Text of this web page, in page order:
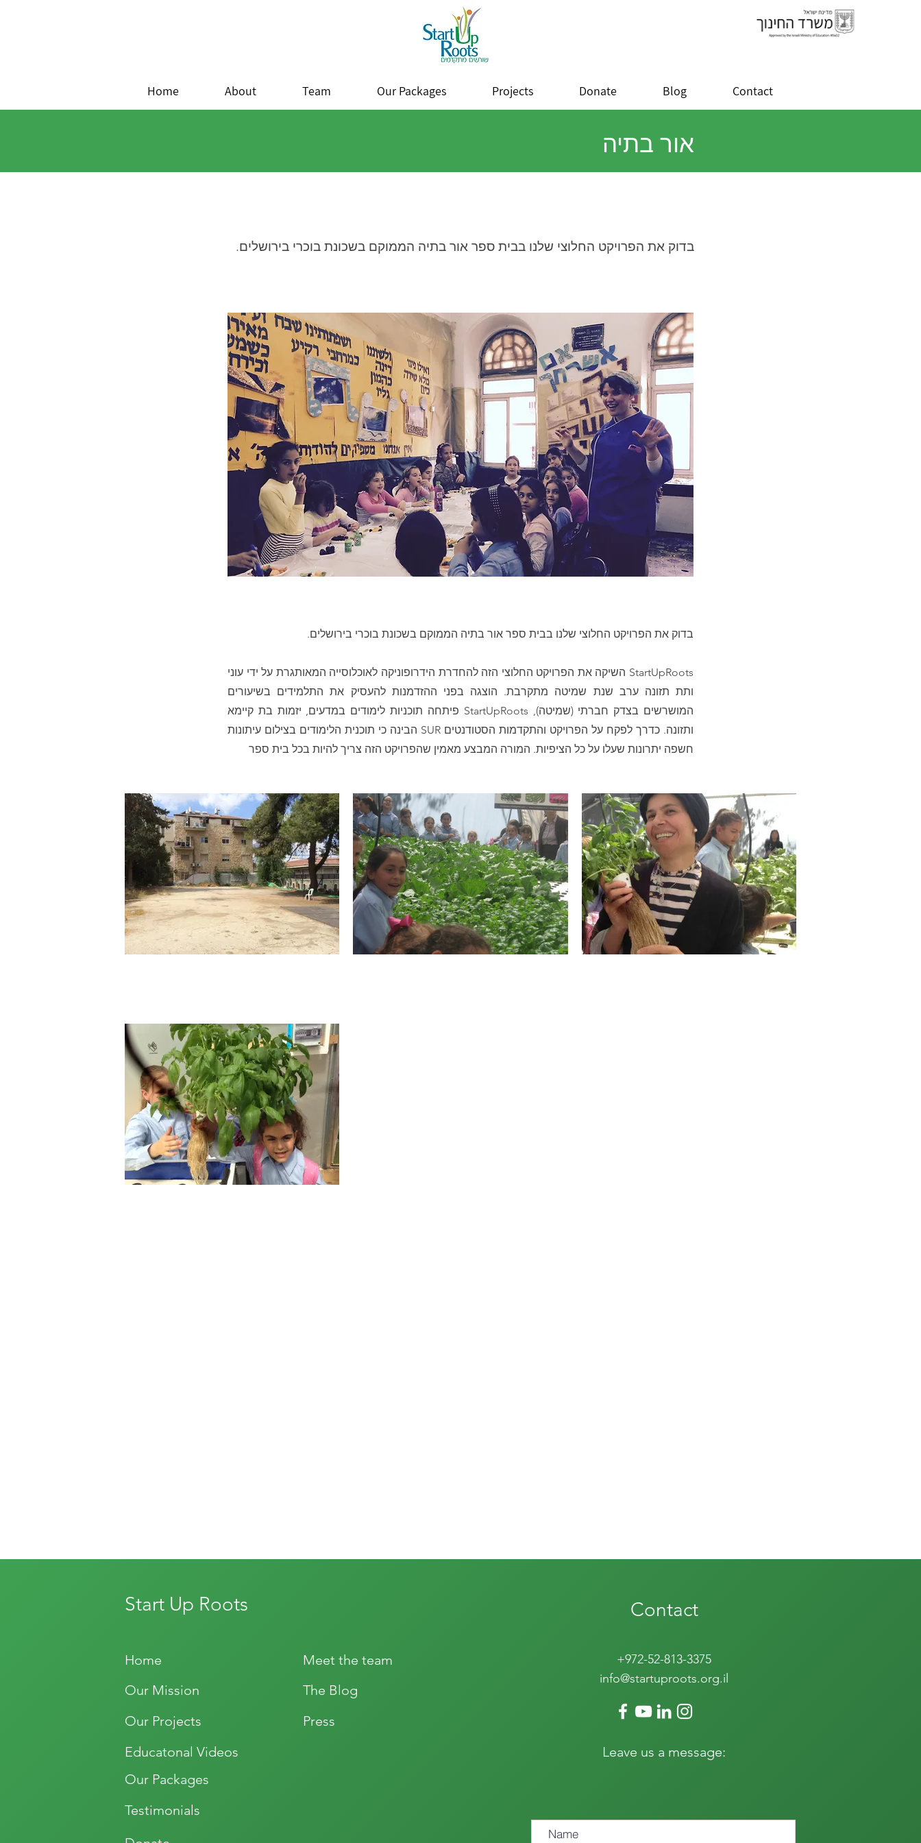
Home About Team Our Packages Projects Donate Blog Contact
אור בתיה
בדוק את הפרויקט החלוצי שלנו בבית ספר אור בתיה הממוקם בשכונת בוכרי בירושלים.
בדוק את הפרויקט החלוצי שלנו בבית ספר אור בתיה הממוקם בשכונת בוכרי בירושלים.
StartUpRoots השיקה את הפרויקט החלוצי הזה להחדרת הידרופוניקה לאוכלוסייה המאותגרת על ידי עוני
ותת תזונה ערב שנת שמיטה מתקרבת. הוצגה בפני ההזדמנות להעסיק את התלמידים בשיעורים
המושרשים בצדק חברתי (שמיטה), StartUpRoots פיתחה תוכניות לימודים במדעים, יזמות בת קיימא
ותזונה. כדרך לפקח על הפרויקט והתקדמות הסטודנטים SUR הבינה כי תוכנית הלימודים בצילום עיתונות
חשפה יתרונות שעלו על כל הציפיות. המורה המבצע מאמין שהפרויקט הזה צריך להיות בכל בית ספר
Previous
Start Up Roots
Home
Our Mission
Our Projects
Meet the team
The Blog
Press
Educatonal Videos
Contact
+972-52-813-3375
info@startuproots.org.il
Leave us a message:
Our Packages
Testimonials